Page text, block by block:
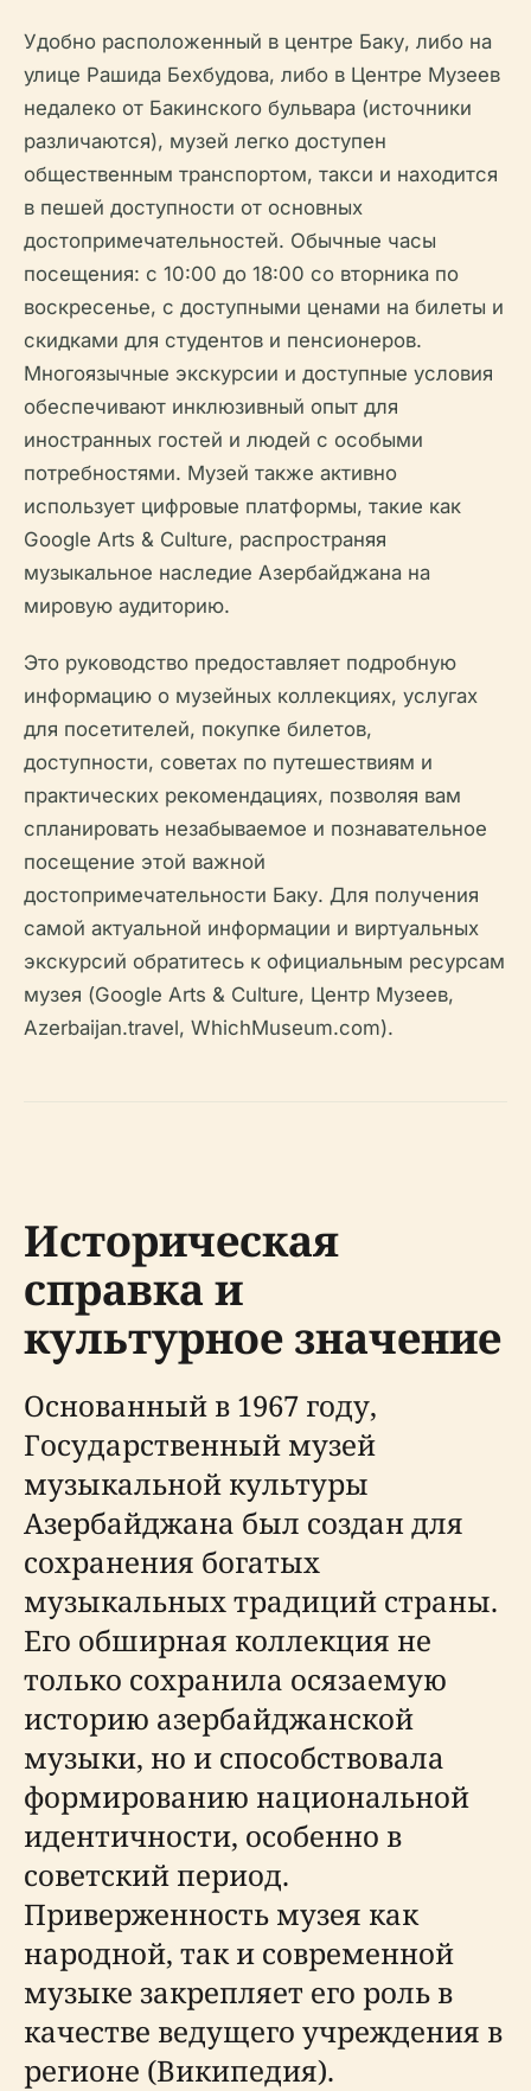
Удобно расположенный в центре Баку, либо на
улице Рашида Бехбудова, либо в Центре Музеев
недалеко от Бакинского бульвара (источники
различаются), музей легко доступен
общественным транспортом, такси и находится
в пешей доступности от основных
достопримечательностей. Обычные часы
посещения: с 10:00 до 18:00 со вторника по
воскресенье, с доступными ценами на билеты и
скидками для студентов и пенсионеров.
Многоязычные экскурсии и доступные условия
обеспечивают инклюзивный опыт для
иностранных гостей и людей с особыми
потребностями. Музей также активно
использует цифровые платформы, такие как
Google Arts & Culture, распространяя
музыкальное наследие Азербайджана на
мировую аудиторию.
Это руководство предоставляет подробную
информацию о музейных коллекциях, услугах
для посетителей, покупке билетов,
доступности, советах по путешествиям и
практических рекомендациях, позволяя вам
спланировать незабываемое и познавательное
посещение этой важной
достопримечательности Баку. Для получения
самой актуальной информации и виртуальных
экскурсий обратитесь к официальным ресурсам
музея (Google Arts & Culture, Центр Музеев,
Azerbaijan.travel, WhichMuseum.com).
Историческая
справка и
культурное значение
Основанный в 1967 году,
Государственный музей
музыкальной культуры
Азербайджана был создан для
сохранения богатых
музыкальных традиций страны.
Его обширная коллекция не
только сохранила осязаемую
историю азербайджанской
музыки, но и способствовала
формированию национальной
идентичности, особенно в
советский период.
Приверженность музея как
народной, так и современной
музыке закрепляет его роль в
качестве ведущего учреждения в
регионе (Википедия).